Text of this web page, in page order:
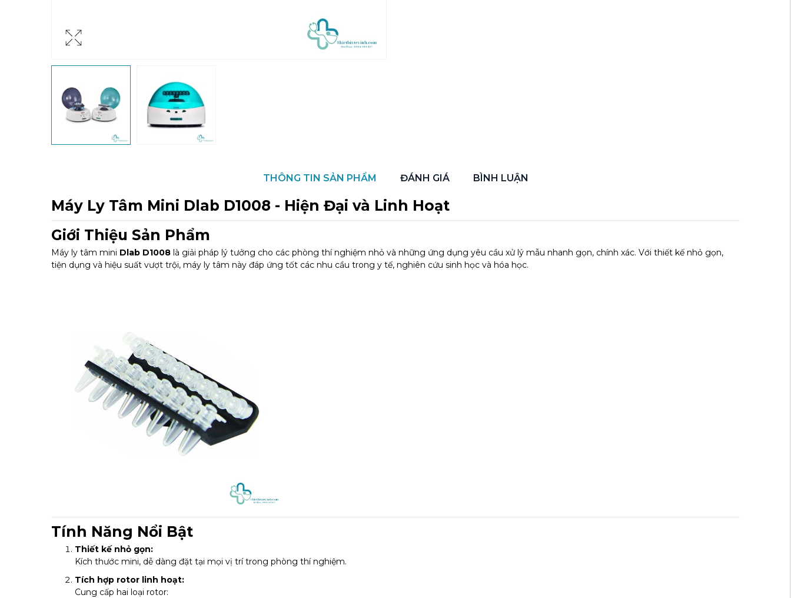
THÔNG TIN SẢN PHẨM ĐÁNH GIÁ BÌNH LUẬN
Máy Ly Tâm Mini Dlab D1008 - Hiện Đại và Linh Hoạt
Giới Thiệu Sản Phẩm
Máy ly tâm mini Dlab D1008 là giải pháp lý tưởng cho các phòng thí nghiệm nhỏ và những ứng dụng yêu cầu xử lý mẫu nhanh gọn, chính xác. Với thiết kế nhỏ gọn,
tiện dụng và hiệu suất vượt trội, máy ly tâm này đáp ứng tốt các nhu cầu trong y tế, nghiên cứu sinh học và hóa học.
Tính Năng Nổi Bật
Thiết kế nhỏ gọn:
Kích thước mini, dễ dàng đặt tại mọi vị trí trong phòng thí nghiệm.
Tích hợp rotor linh hoạt:
Cung cấp hai loại rotor: